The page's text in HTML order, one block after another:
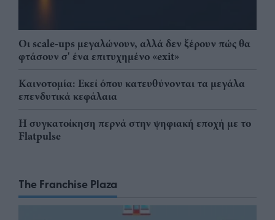
Οι scale-ups μεγαλώνουν, αλλά δεν ξέρουν πώς θα
φτάσουν σ' ένα επιτυχημένο «exit»
Καινοτομία: Εκεί όπου κατευθύνονται τα μεγάλα
επενδυτικά κεφάλαια
Η συγκατοίκηση περνά στην ψηφιακή εποχή με το
Flatpulse
The Franchise Plaza